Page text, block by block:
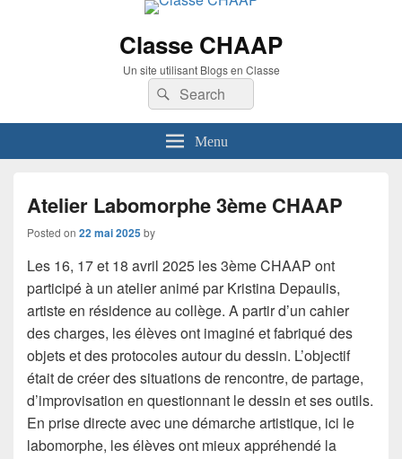
Classe CHAAP
Un site utilisant Blogs en Classe
Search
for:
Search
Menu
Atelier Labomorphe 3ème CHAAP
Posted on 22 mai 2025by
Les 16, 17 et 18 avril 2025 les 3ème CHAAP ont
participé à un atelier animé par Kristina Depaulis,
artiste en résidence au collège. A partir d’un cahier
des charges, les élèves ont imaginé et fabriqué des
objets et des protocoles autour du dessin. L’objectif
était de créer des situations de rencontre, de partage,
d’improvisation en questionnant le dessin et ses outils.
En prise directe avec une démarche artistique, ici le
labomorphe, les élèves ont mieux appréhendé la